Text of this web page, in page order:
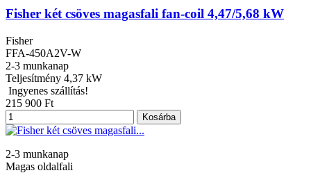
Fisher két csöves magasfali fan-coil 4,47/5,68 kW
Fisher
FFA-450A2V-W
2-3 munkanap
Teljesítmény 4,37 kW
Ingyenes szállítás!
215 900 Ft
Kosárba
2-3 munkanap
Magas oldalfali